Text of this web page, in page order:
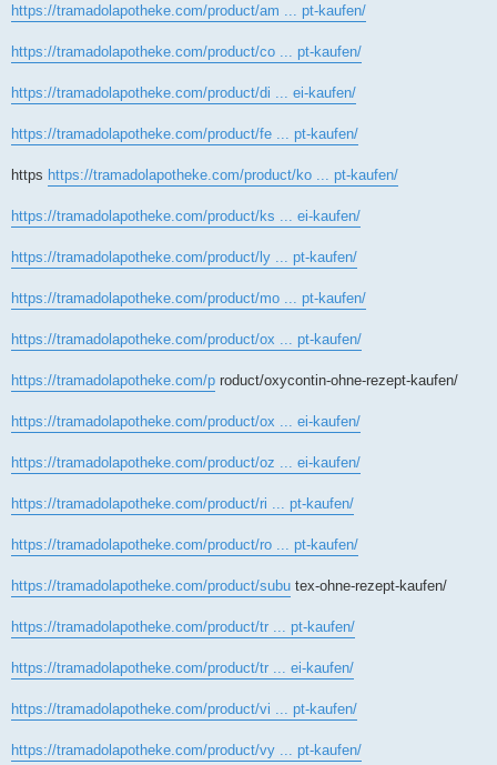
https://tramadolapotheke.com/product/am ... pt-kaufen/
https://tramadolapotheke.com/product/co ... pt-kaufen/
https://tramadolapotheke.com/product/di ... ei-kaufen/
https://tramadolapotheke.com/product/fe ... pt-kaufen/
https https://tramadolapotheke.com/product/ko ... pt-kaufen/
https://tramadolapotheke.com/product/ks ... ei-kaufen/
https://tramadolapotheke.com/product/ly ... pt-kaufen/
https://tramadolapotheke.com/product/mo ... pt-kaufen/
https://tramadolapotheke.com/product/ox ... pt-kaufen/
https://tramadolapotheke.com/p roduct/oxycontin-ohne-rezept-kaufen/
https://tramadolapotheke.com/product/ox ... ei-kaufen/
https://tramadolapotheke.com/product/oz ... ei-kaufen/
https://tramadolapotheke.com/product/ri ... pt-kaufen/
https://tramadolapotheke.com/product/ro ... pt-kaufen/
https://tramadolapotheke.com/product/subu tex-ohne-rezept-kaufen/
https://tramadolapotheke.com/product/tr ... pt-kaufen/
https://tramadolapotheke.com/product/tr ... ei-kaufen/
https://tramadolapotheke.com/product/vi ... pt-kaufen/
https://tramadolapotheke.com/product/vy ... pt-kaufen/